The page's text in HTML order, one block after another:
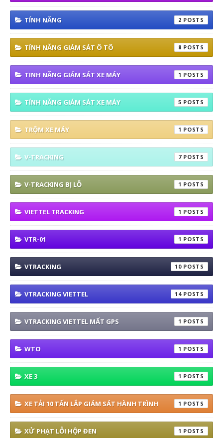
TÍNH NĂNG 2
TÍNH NĂNG GIÁM SÁT Ô TÔ 8
TINH NĂNG GIÁM SÁT XE MÁY 1
TÍNH NĂNG GIÁM SÁT XE MÁY 5
TRỘM XE MÁY 1
V-TRACKING 7
V-TRACKING BỊ LỖ 1
VIETTEL TRACKING 1
VTR-01 1
VTRACKING 10
VTRACKING VIETTEL 14
VTRACKING VIETTEL MẤT GPS 1
WTO 1
XE 3 1
XE TẢI 10 TẤN LẮP GIÁM SÁT HÀNH TRÌNH 1
XỬ PHẠT LỖI HỘP ĐEN 1